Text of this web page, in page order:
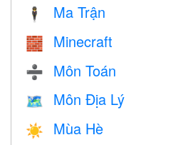
🕴️ Ma Trận
🧱 Minecraft
➗ Môn Toán
🗺 Môn Địa Lý
☀️ Mùa Hè